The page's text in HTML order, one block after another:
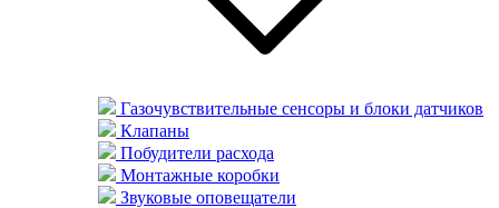
Газочувствительные сенсоры и блоки датчиков
Клапаны
Побудители расхода
Монтажные коробки
Звуковые оповещатели